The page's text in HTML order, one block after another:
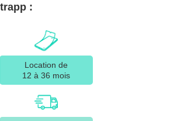
:
Location de
12 à 36 mois